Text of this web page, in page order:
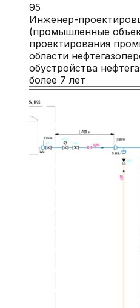
95
Инженер-
(промышленные
проектирования
области
обустройства
более 7 лет